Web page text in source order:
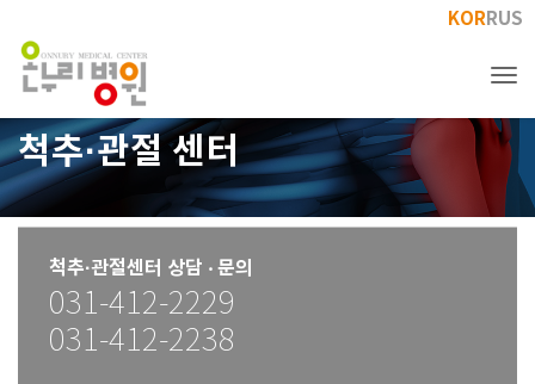
KORRUS
척추·관절 센터
척추·관절센터 상담 ‧ 문의
031-412-2229
031-412-2238